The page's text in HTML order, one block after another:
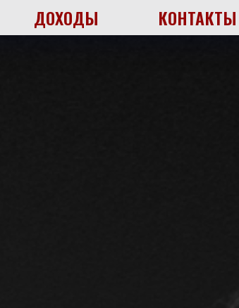
ДОХОДЫ КОНТАКТЫ